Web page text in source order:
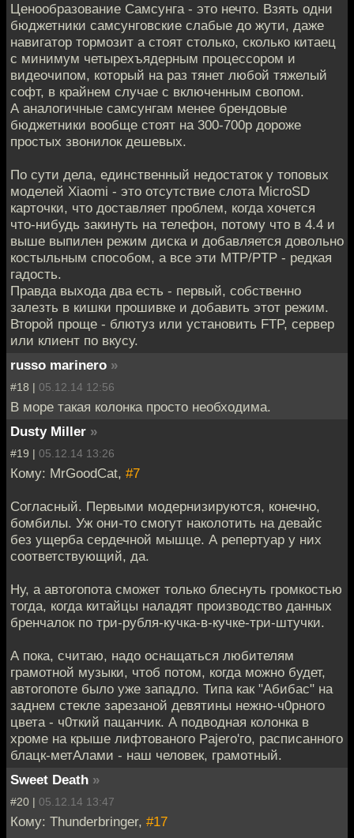
Ценообразование Самсунга - это нечто. Взять одни
бюджетники самсунговские слабые до жути, даже
навигатор тормозит а стоят столько, сколько китаец
с минимум четырехъядерным процессором и
видеочипом, который на раз тянет любой тяжелый
софт, в крайнем случае с включенным свопом.
А аналогичные самсунгам менее брендовые
бюджетники вообще стоят на 300-700р дороже
простых звонилок дешевых.
По сути дела, единственный недостаток у топовых
моделей Xiaomi - это отсутствие слота MicroSD
карточки, что доставляет проблем, когда хочется
что-нибудь закинуть на телефон, потому что в 4.4 и
выше выпилен режим диска и добавляется довольно
костыльным способом, а все эти MTP/PTP - редкая
гадость.
Правда выхода два есть - первый, собственно
залезть в кишки прошивке и добавить этот режим.
Второй проще - блютуз или установить FTP, сервер
или клиент по вкусу.
russo marinero »
#18 | 05.12.14 12:56
В море такая колонка просто необходима.
Dusty Miller »
#19 | 05.12.14 13:26
Кому: MrGoodCat, #7
Согласный. Первыми модернизируются, конечно,
бомбилы. Уж они-то смогут наколотить на девайс
без ущерба сердечной мышце. А репертуар у них
соответствующий, да.
Ну, а автогопота сможет только блеснуть громкостью
тогда, когда китайцы наладят производство данных
бренчалок по три-рубля-кучка-в-кучке-три-штучки.
А пока, считаю, надо оснащаться любителям
грамотной музыки, чтоб потом, когда можно будет,
автогопоте было уже западло. Типа как "Абибас" на
заднем стекле зарезаной девятины нежно-ч0рного
цвета - ч0ткий пацанчик. А подводная колонка в
хроме на крыше лифтованого Pajero'го, расписанного
блацк-метАлами - наш человек, грамотный.
Sweet Death »
#20 | 05.12.14 13:47
Кому: Thunderbringer, #17